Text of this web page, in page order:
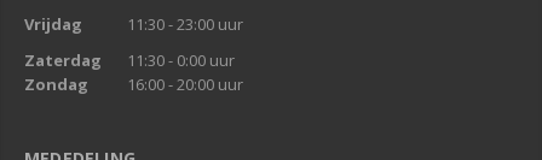
Vrijdag
11:30 - 23:00 uur
Zaterdag
11:30 - 0:00 uur
Zondag
16:00 - 20:00 uur